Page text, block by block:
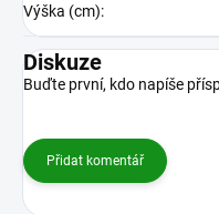
Výška (cm):
Diskuze
Buďte první, kdo napíše
Přidat komentář